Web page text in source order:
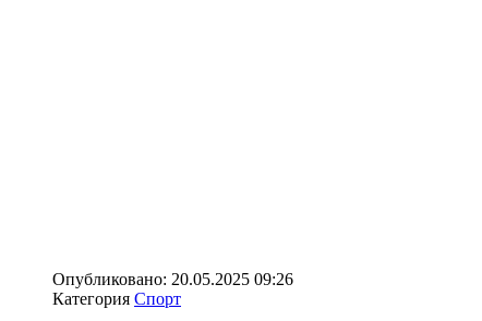
Опубликовано: 20.05.2025 09:26
Категория Спорт